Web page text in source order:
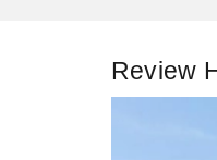
Review